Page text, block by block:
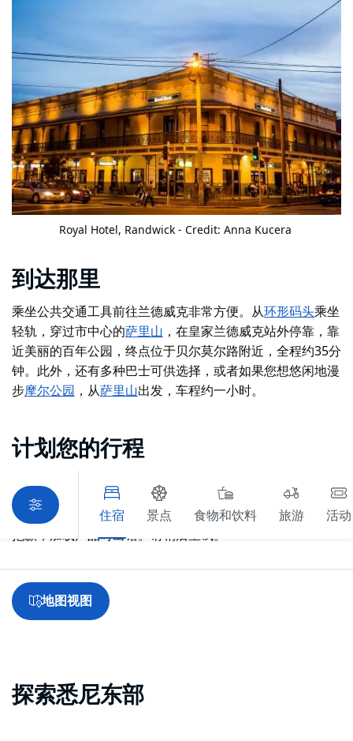
Royal Hotel, Randwick - Credit: Anna Kucera
到达那里
乘坐公共交通工具前往兰德威克非常方便。从环形码头乘坐
轻轨 ，穿过市中心的萨里山 ，在皇家兰德威克站外停靠，靠
近美丽的百年公园 ，终点位于贝尔莫尔路附近，全程约35分
钟。此外，还有多种巴士可供选择，或者如果您想悠闲地漫
步摩尔公园 ，从萨里山出发，车程约一小时。
计划您的行程
住宿 景点 食物和饮料 旅游 活动
抱歉，加载产品时出错。请稍后重试。
地图视图
探索悉尼东部